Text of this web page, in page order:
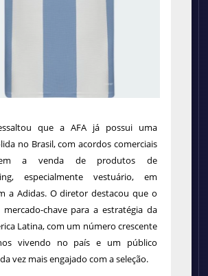
que a AFA já possui uma
no Brasil, com acordos comerciais
a venda de produtos de
especialmente vestuário, em
a Adidas. O diretor destacou que o
chave para a estratégia da
Latina, com um número crescente
vivendo no país e um público
vez mais engajado com a seleção.